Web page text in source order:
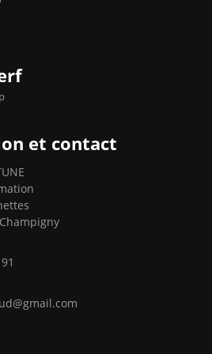
et contact